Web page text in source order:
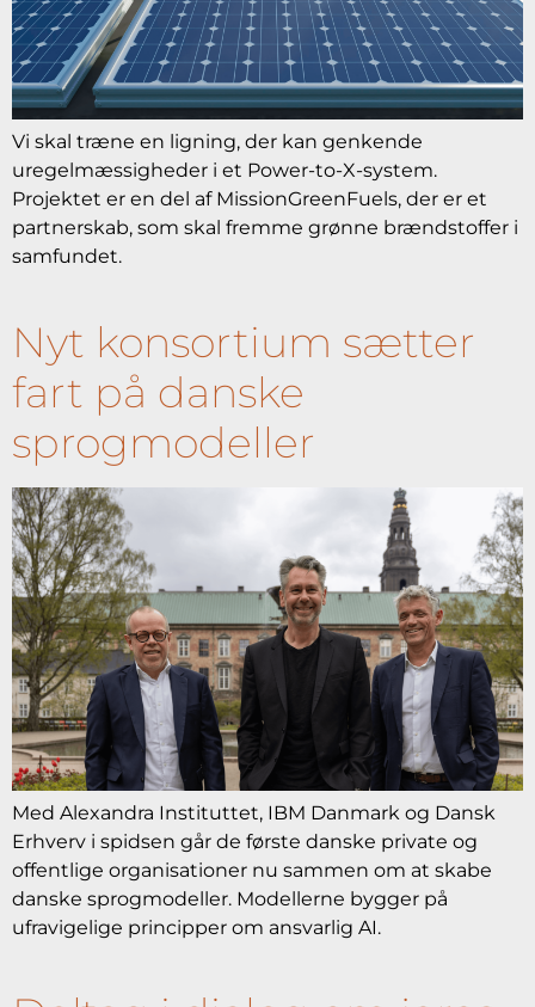
Vi skal træne en ligning, der kan genkende
uregelmæssigheder i et Power-to-X-system.
Projektet er en del af MissionGreenFuels, der er et
partnerskab, som skal fremme grønne brændstoffer i
samfundet.
Nyt konsortium sætter
fart på danske
sprogmodeller
Med Alexandra Instituttet, IBM Danmark og Dansk
Erhverv i spidsen går de første danske private og
offentlige organisationer nu sammen om at skabe
danske sprogmodeller. Modellerne bygger på
ufravigelige principper om ansvarlig AI.